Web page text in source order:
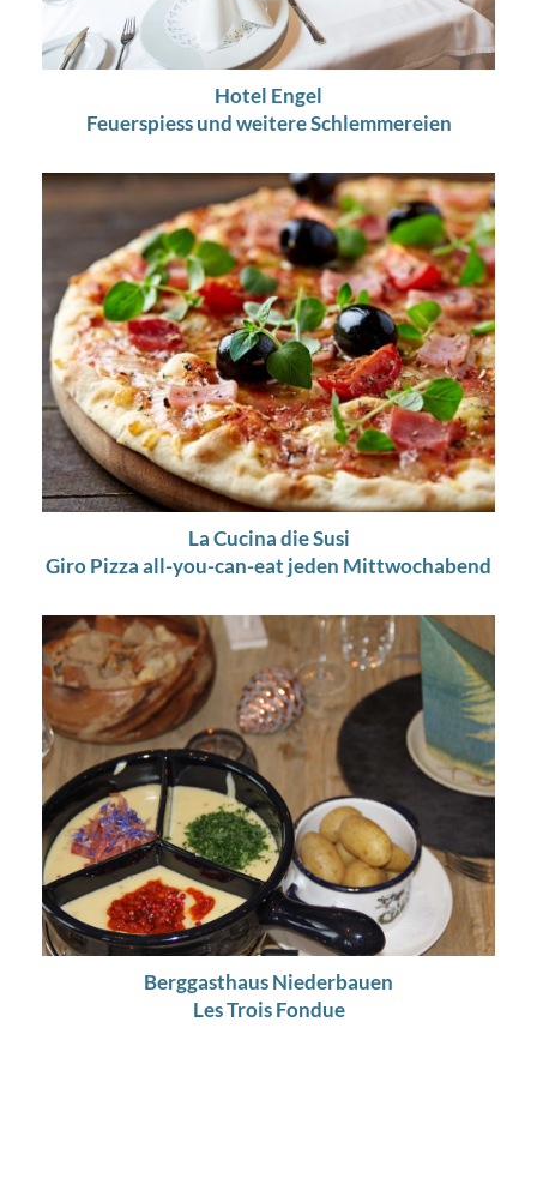
Hotel Engel
Feuerspiess und weitere Schlemmereien
La Cucina die Susi
Giro Pizza all-you-can-eat jeden Mittwochabend
Berggasthaus Niederbauen
Les Trois Fondue